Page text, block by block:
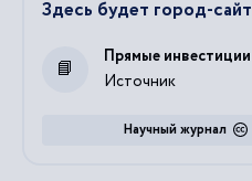
Здесь будет город-сайт
Источник
Прямые инвестиции
Научный журнал